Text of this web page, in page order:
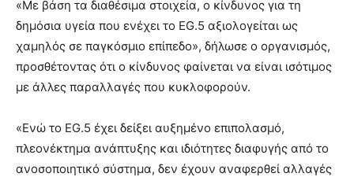
teaches
you
the
meaning
of
pain.
hd
porn
«Με βάση τα διαθέσιμα στοιχεία, ο κίνδυνος για τη
δημόσια υγεία που ενέχει το EG.5 αξιολογείται ως
χαμηλός σε παγκόσμιο επίπεδο», δήλωσε ο οργανισμός,
προσθέτοντας ότι ο κίνδυνος φαίνεται να είναι ισότιμος
με άλλες παραλλαγές που κυκλοφορούν.
«Ενώ το EG.5 έχει δείξει αυξημένο επιπολασμό,
πλεονέκτημα ανάπτυξης και ιδιότητες διαφυγής από το
ανοσοποιητικό σύστημα, δεν έχουν αναφερθεί αλλαγές